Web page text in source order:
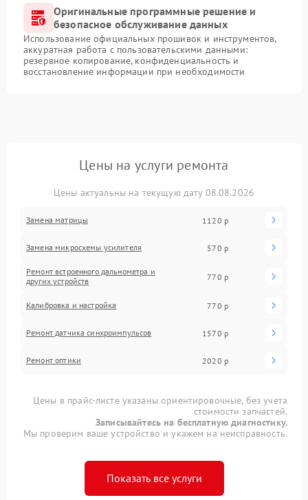
Оригинальные программные решение и
безопасное обслуживание данных
Использование официальных прошивок и инструментов,
аккуратная работа с пользовательскими данными:
резервное копирование, конфиденциальность и
восстановление информации при необходимости
Цены на услуги ремонта
Цены актуальны на текущую дату 08.08.2026
Замена матрицы 1120 р
Замена микросхемы усилителя 570 р
Ремонт встроенного дальнометра и
других устройств
770 р
Калибровка и настройка 770 р
Ремонт датчика синхроимпульсов 1570 р
Ремонт оптики 2020 р
Цены в прайс-листе указаны ориентировочные, без учета
стоимости запчастей.
Записывайтесь на бесплатную диагностику.
Мы проверим ваше устройство и укажем на неисправность.
Показать все услуги